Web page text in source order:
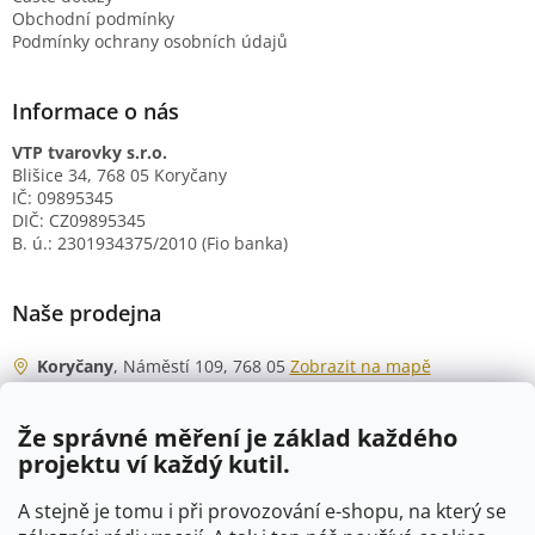
Že správné měření je základ každého
projektu ví každý kutil.
A stejně je tomu i při provozování e-shopu, na který se
Obchodní podmínky
Podmínky ochrany osobních údajů
Informace o nás
VTP tvarovky s.r.o.
Blišice 34, 768 05 Koryčany
IČ: 09895345
DIČ: CZ09895345
B. ú.: 2301934375/2010 (Fio banka)
Naše prodejna
Koryčany, Náměstí 109, 768 05 Zobrazit na mapě
Po - Čt
06:00 - 07:00
07:30 - 15:30
Pá
06:00 - 07:00
07:30 - 15:00